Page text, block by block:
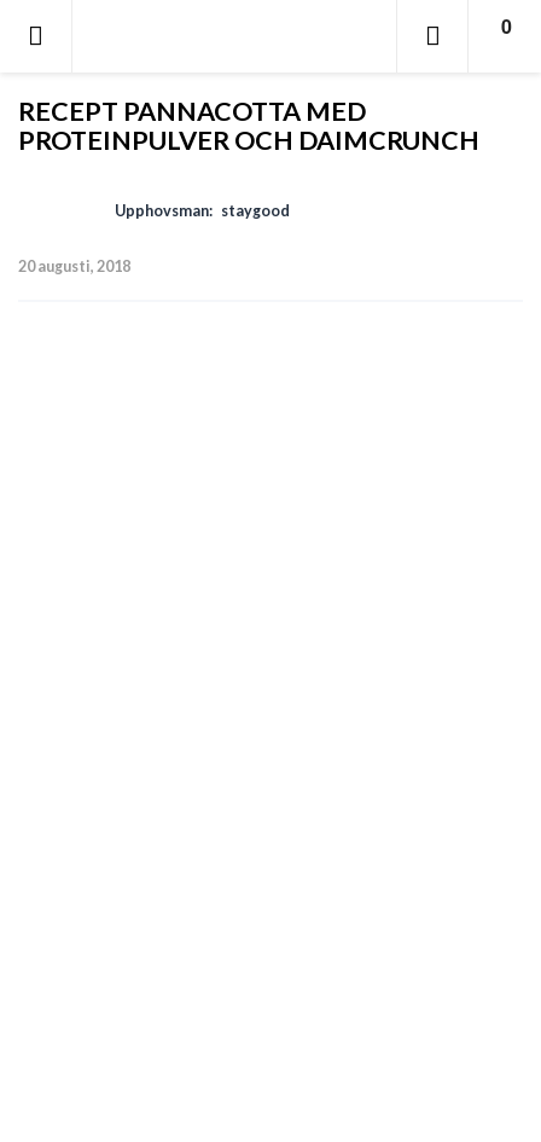
0
RECEPT PANNACOTTA MED
PROTEINPULVER OCH DAIMCRUNCH
Upphovsman: staygood
20 augusti, 2018